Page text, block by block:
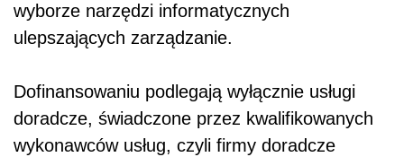
wyborze narzędzi informatycznych
ulepszających zarządzanie.
Dofinansowaniu podlegają wyłącznie usługi
doradcze, świadczone przez kwalifikowanych
wykonawców usług, czyli firmy doradcze